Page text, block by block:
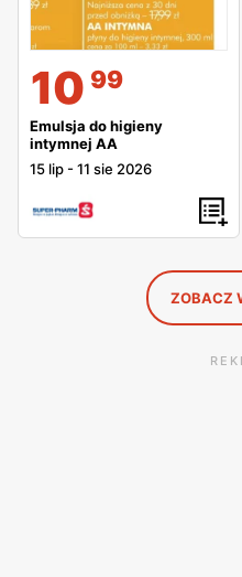
10 99
Emulsja do higieny
intymnej AA
15 lip -11 sie 2026
ZOBACZ